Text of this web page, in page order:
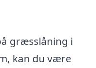
græsslåning i
kan du være